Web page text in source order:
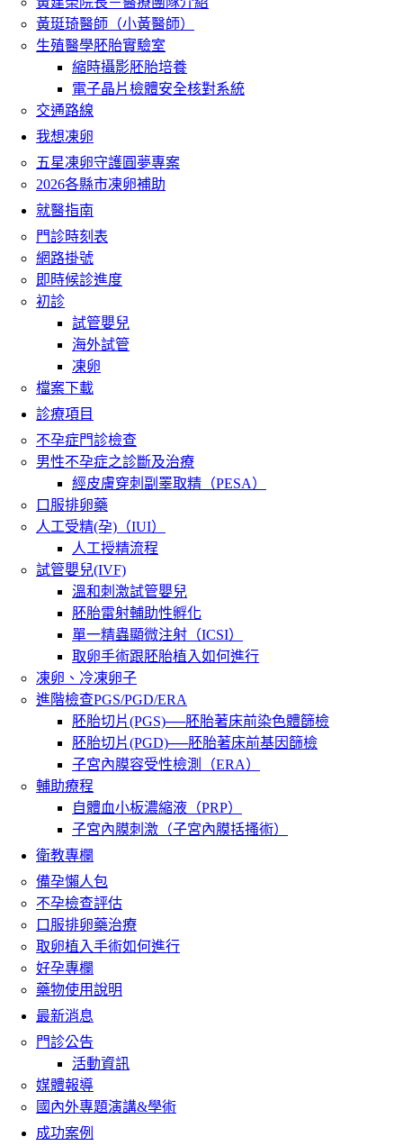
黃珽琦醫師（小黃醫師）
生殖醫學胚胎實驗室
縮時攝影胚胎培養
電子晶片檢體安全核對系統
交通路線
我想凍卵
五星凍卵守護圓夢專案
2026各縣市凍卵補助
就醫指南
門診時刻表
網路掛號
即時候診進度
初診
試管嬰兒
海外試管
凍卵
檔案下載
診療項目
不孕症門診檢查
男性不孕症之診斷及治療
經皮膚穿刺副睪取精（PESA）
口服排卵藥
人工受精(孕)（IUI）
人工授精流程
試管嬰兒(IVF)
溫和刺激試管嬰兒
胚胎雷射輔助性孵化
單一精蟲顯微注射（ICSI）
取卵手術跟胚胎植入如何進行
凍卵、冷凍卵子
進階檢查PGS/PGD/ERA
胚胎切片(PGS)──胚胎著床前染色體篩檢
胚胎切片(PGD)──胚胎著床前基因篩檢
子宮內膜容受性檢測（ERA）
輔助療程
自體血小板濃縮液（PRP）
子宮內膜刺激（子宮內膜括搔術）
衛教專欄
備孕懶人包
不孕檢查評估
口服排卵藥治療
取卵植入手術如何進行
好孕專欄
藥物使用說明
最新消息
門診公告
活動資訊
媒體報導
國內外專題演講&學術
成功案例